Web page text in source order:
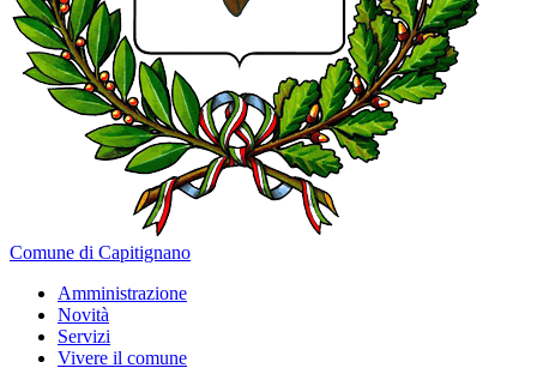
Comune di Capitignano
Amministrazione
Novità
Servizi
Vivere il comune